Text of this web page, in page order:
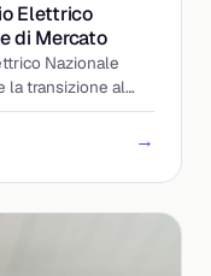
Elettrico
di Mercato
Nazionale
la transizione al
→